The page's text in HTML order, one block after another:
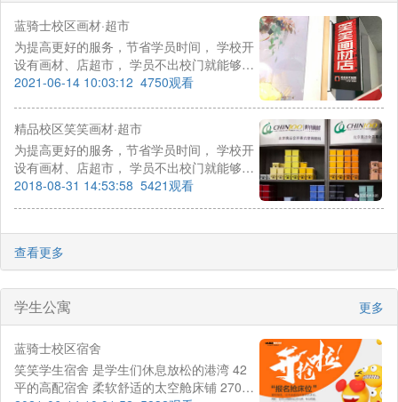
蓝骑士校区画材·超市
为提高更好的服务，节省学员时间， 学校开
设有画材、店超市， 学员不出校门就能够购
买到日常生活用品及画材必需品，且物美价
2021-06-14 10:03:12 4750观看
精品校区笑笑画材·超市
为提高更好的服务，节省学员时间， 学校开
设有画材、店超市， 学员不出校门就能够购
买到日常生活用品及画材必需品，且物美价
2018-08-31 14:53:58 5421观看
查看更多
学生公寓 更多
蓝骑士校区宿舍
笑笑学生宿舍 是学生们休息放松的港湾 42
平的高配宿舍 柔软舒适的太空舱床铺 270度